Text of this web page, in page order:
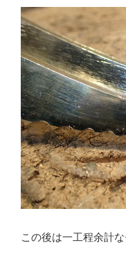
この後は一工程余計